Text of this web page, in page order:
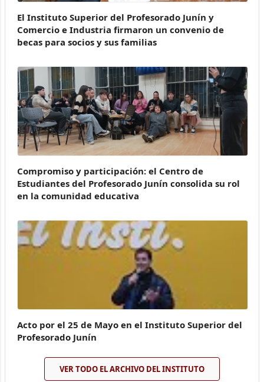
El Instituto Superior del Profesorado Junín y
Comercio e Industria firmaron un convenio de
becas para socios y sus familias
Compromiso y participación: el Centro de
Estudiantes del Profesorado Junín consolida su rol
en la comunidad educativa
Acto por el 25 de Mayo en el Instituto Superior del
Profesorado Junín
VER TODO EL ARCHIVO DEL INSTITUTO